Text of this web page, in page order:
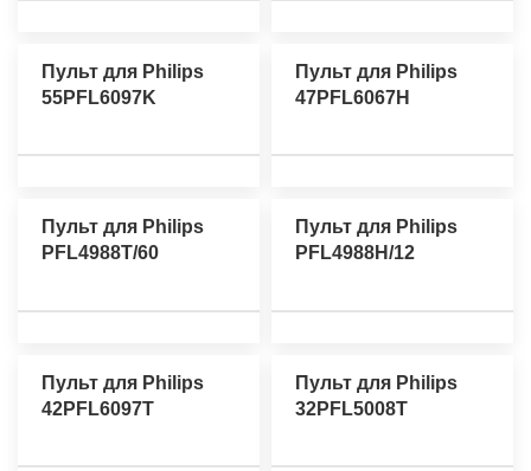
Пульт для Philips
55PFL6097K
Пульт для Philips
47PFL6067H
Пульт для Philips
PFL4988T/60
Пульт для Philips
PFL4988H/12
Пульт для Philips
42PFL6097T
Пульт для Philips
32PFL5008T